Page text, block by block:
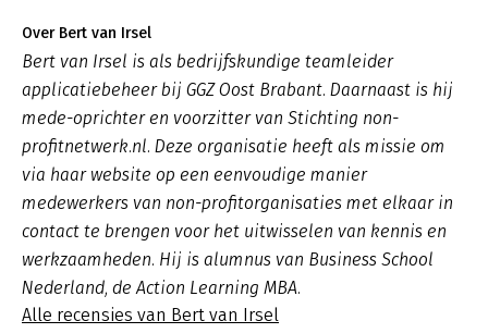
Over Bert van Irsel
Bert van Irsel is als bedrijfskundige teamleider
applicatiebeheer bij GGZ Oost Brabant. Daarnaast is hij
mede-oprichter en voorzitter van Stichting non-
profitnetwerk.nl. Deze organisatie heeft als missie om
via haar website op een eenvoudige manier
medewerkers van non-profitorganisaties met elkaar in
contact te brengen voor het uitwisselen van kennis en
werkzaamheden. Hij is alumnus van Business School
Nederland, de Action Learning MBA.
Alle recensies van Bert van Irsel